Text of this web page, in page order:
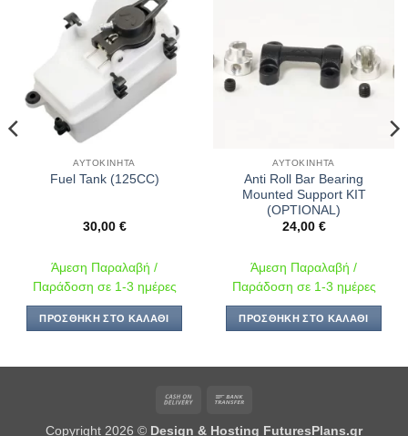
Πρόσθήκη
στην λίστα
επιθυμιών
ΑΥΤΟΚΊΝΗΤΑ
Fuel Tank (125CC)
30,00 €
Άμεση Παραλαβή /
Παράδοση σε 1-3 ημέρες
ΠΡΟΣΘΉΚΗ ΣΤΟ ΚΑΛΆΘΙ
ΑΥΤΟΚΊΝΗΤΑ
Anti Roll Bar Bearing
Mounted Support KIT
(OPTIONAL)
24,00 €
Άμεση Παραλαβή /
Παράδοση σε 1-3 ημέρες
ΠΡΟΣΘΉΚΗ ΣΤΟ ΚΑΛΆΘΙ
Cash
Copyright 2026 © Design & Hosting FuturesPlans.gr